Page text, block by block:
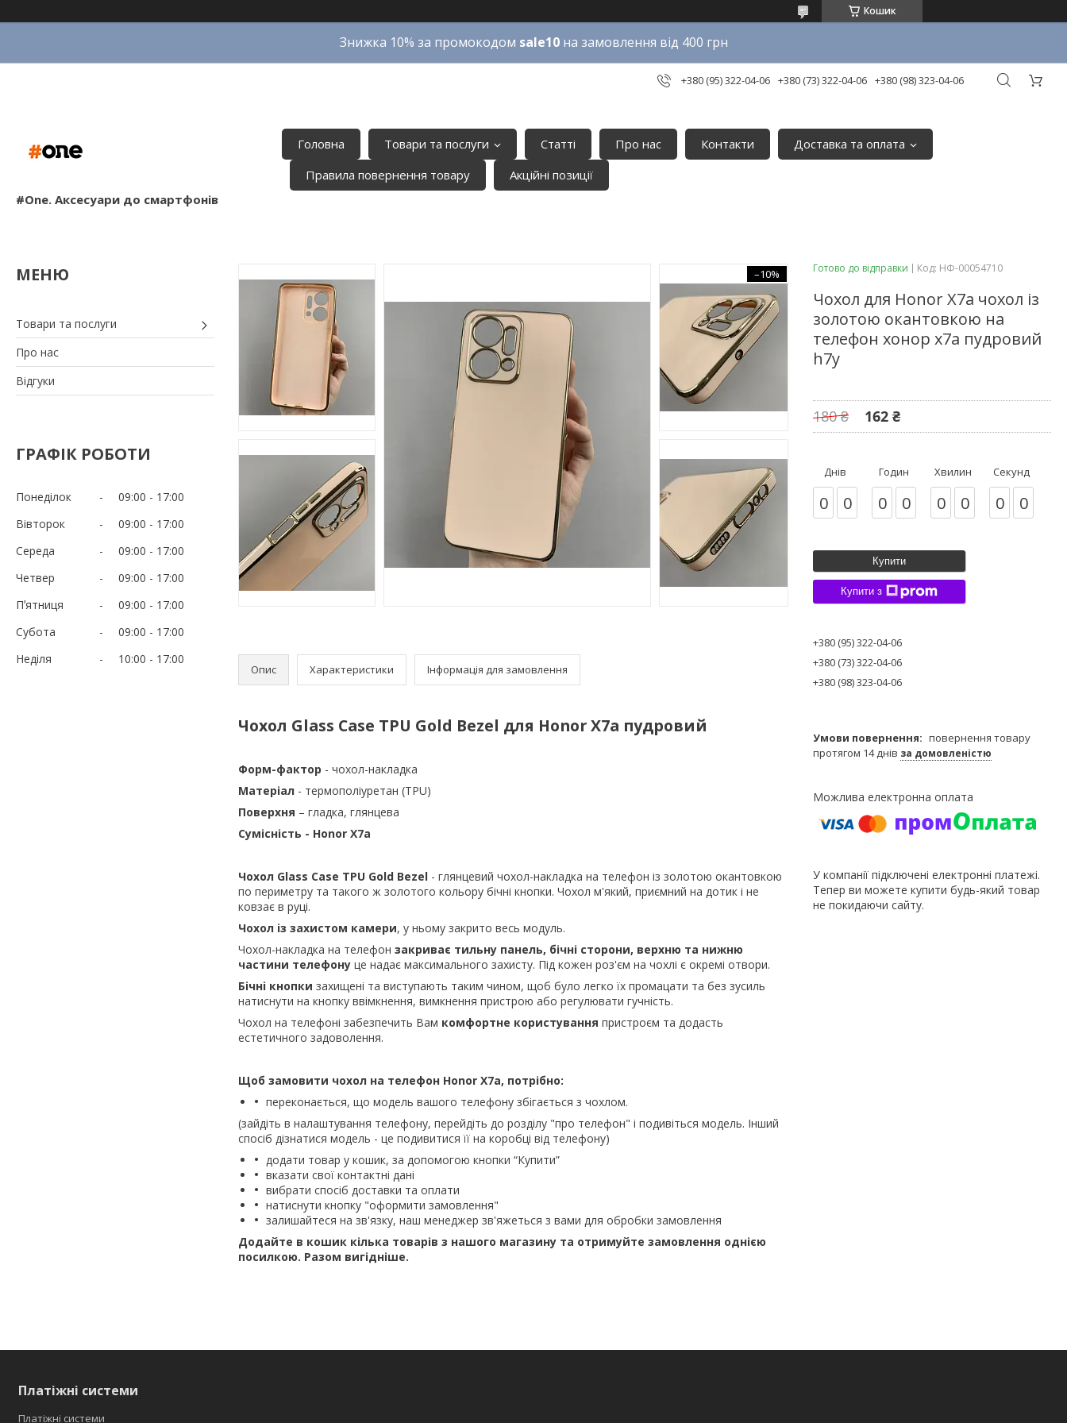
Кошик
Знижка 10% за промокодом sale10на замовлення від 400 грн
+380 (95) 322-04-06 +380 (73) 322-04-06 +380 (98) 323-04-06
#One. Аксесуари до смартфонів
Головна Товари та послуги Статті Про нас Контакти
Доставка та оплата
Правила повернення товару
Акційні позиції
Товари та послуги
Про нас
Відгуки
ГРАФІК РОБОТИ
Понеділок 09:00
17:00
Вівторок
09:00
17:00
Середа
09:00
17:00
Четвер
09:00
17:00
Пʼятниця
09:00
17:00
Субота
09:00
17:00
Неділя
10:00 17:00
–10%
Опис Характеристики Інформація для замовлення
Чохол Glass Case TPU Gold Bezel для Honor X7a пудровий
Форм-фактор - чохол-накладка
Матеріал - термополіуретан (TPU)
Поверхня – гладка, глянцева
Сумісність - Honor X7a
Чохол Glass Case TPU Gold Bezel - глянцевий чохол-накладка на телефон із золотою окантовкою
по периметру та такого ж золотого кольору бічні кнопки. Чохол м'який, приємний на дотик і не
ковзає в руці.
Чохол із захистом камери, у ньому закрито весь модуль.
Чохол-накладка на телефон закриває тильну панель, бічні сторони, верхню та нижню
частини телефону це надає максимального захисту. Під кожен роз'єм на чохлі є окремі отвори.
Бічні кнопки захищені та виступають таким чином, щоб було легко їх промацати та без зусиль
натиснути на кнопку ввімкнення, вимкнення пристрою або регулювати гучність.
Чохол на телефоні забезпечить Вам комфортне користування пристроєм та додасть
естетичного задоволення.
Щоб замовити чохол на телефон Honor X7a, потрібно:
переконається, що модель вашого телефону збігається з чохлом.
(зайдіть в налаштування телефону, перейдіть до розділу "про телефон" і подивіться модель. Інший
спосіб дізнатися модель - це подивитися її на коробці від телефону)
додати товар у кошик, за допомогою кнопки “Купити”
вказати свої контактні дані
вибрати спосіб доставки та оплати
натиснути кнопку "оформити замовлення"
залишайтеся на зв'язку, наш менеджер зв'яжеться з вами для обробки замовлення
Додайте в кошик кілька товарів з нашого магазину та отримуйте замовлення однією
посилкою. Разом вигідніше.
Готово до відправки Код: НФ-00054710
Чохол для Honor X7a чохол із
золотою окантовкою на
телефон хонор х7а пудровий
h7y
180 ₴ 162 ₴
Днів
0 0
Годин
0 0
Хвилин
0 0
Секунд
0 0
Купити
Купити з
+380 (95) 322-04-06
+380 (73) 322-04-06
+380 (98) 323-04-06
повернення товару
протягом 14 днів за домовленістю
У компанії підключені електронні платежі.
Тепер ви можете купити будь-який товар
не покидаючи сайту.
Платіжні системи
Платіжні системи